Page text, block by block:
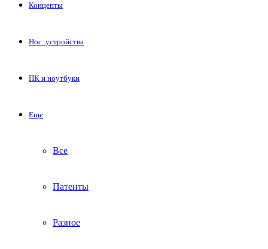
Концепты
Нос. устройства
ПК и ноутбуки
Еще
Все
Патенты
Разное